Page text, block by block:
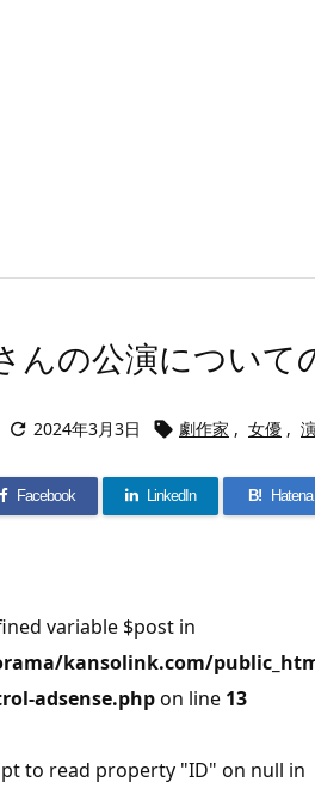
んの公演について
 2024年3月3日  劇作家 , 女優 ,
Facebook LinkedIn B! Hatena
variable $post in
kansolink.com/
adsense.phpon line 13
to read property "ID" on null in